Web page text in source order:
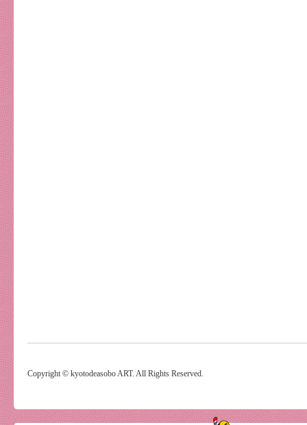
Copyright © kyotodeasobo ART. All Rights Reserved.